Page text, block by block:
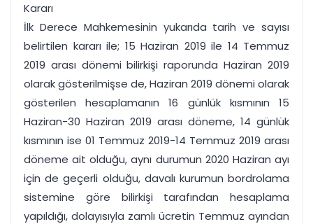
Kararı
İlk Derece Mahkemesinin yukarıda tarih ve sayısı
belirtilen kararı ile; 15 Haziran 2019 ile 14 Temmuz
2019 arası dönemi bilirkişi raporunda Haziran 2019
olarak gösterilmişse de, Haziran 2019 dönemi olarak
gösterilen hesaplamanın 16 günlük kısmının 15
Haziran-30 Haziran 2019 arası döneme, 14 günlük
kısmının ise 01 Temmuz 2019-14 Temmuz 2019 arası
döneme ait olduğu, aynı durumun 2020 Haziran ayı
için de geçerli olduğu, davalı kurumun bordrolama
sistemine göre bilirkişi tarafından hesaplama
yapıldığı, dolayısıyla zamlı ücretin Temmuz ayından